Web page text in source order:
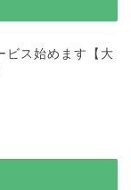
ビス始めます【大